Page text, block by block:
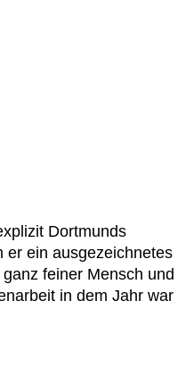
Dortmunds
er ein ausgezeichnetes
feiner Mensch und
in dem Jahr war